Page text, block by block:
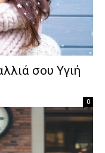
σου Υγιή
0